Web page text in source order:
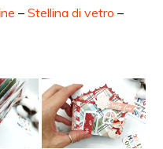
–Stellina di vetro –